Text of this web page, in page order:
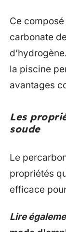
Ce
carbonate
la piscine
avantages
Les
soude
Le
propriétés
efficace
Lire